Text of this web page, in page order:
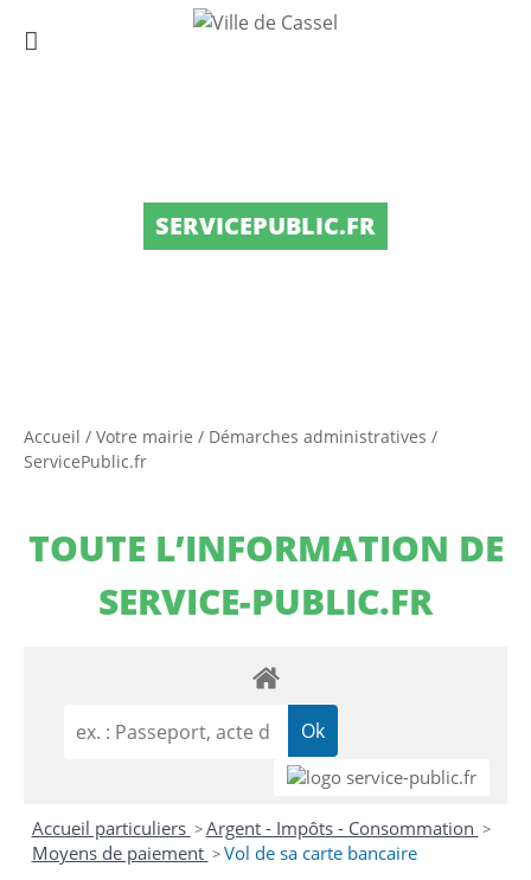
SERVICEPUBLIC.FR
Accueil / Votre mairie / Démarches administratives /
ServicePublic.fr
TOUTE L’INFORMATION DE
SERVICE-PUBLIC.FR
Accueil particuliers >Argent - Impôts - Consommation >
Moyens de paiement >Vol de sa carte bancaire